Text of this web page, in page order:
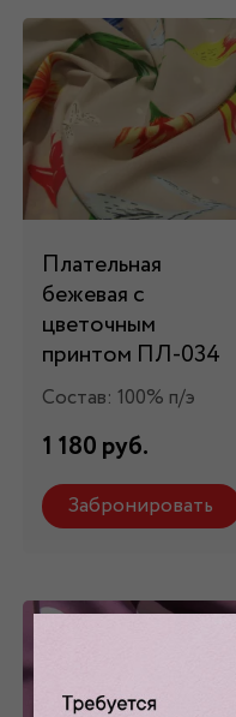
Плательная
бежевая с
цветочным
принтом ПЛ-034
Состав: 100% п/э
1 180 руб.
Забронировать